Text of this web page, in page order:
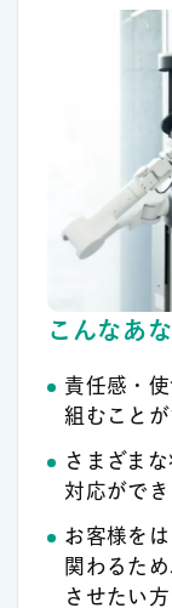
こんなあ
責任感・
組むこと
さまざま
対応がで
お客様を
関わるた
させたい